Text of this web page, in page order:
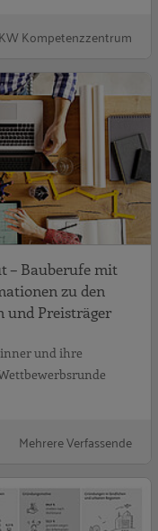
Kompetenzzentrum
– Bauberufe mit
zu den
und Preisträger
und ihre
Mehrere Verfassende